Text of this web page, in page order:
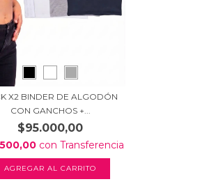
X2 BINDER DE ALGODÓN
CON GANCHOS +...
$95.000,00
con Transferencia
AGREGAR AL CARRITO